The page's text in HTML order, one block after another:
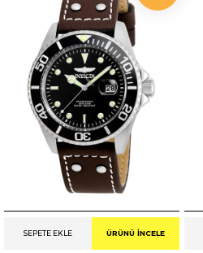
SEPETE EKLE ÜRÜNÜ İNCELE